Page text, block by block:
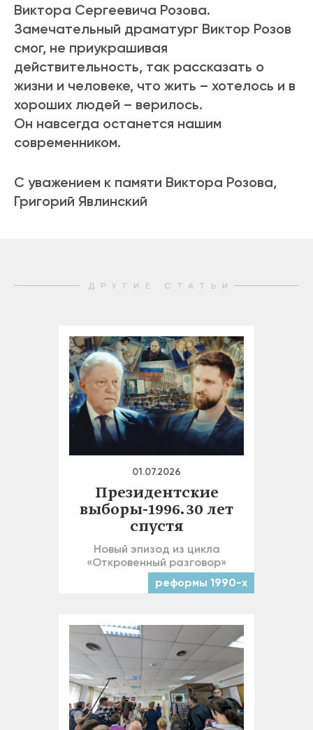
Виктора Сергеевича Розова.
Замечательный драматург Виктор Розов
смог, не приукрашивая
действительность, так рассказать о
жизни и человеке, что жить – хотелось и в
хороших людей – верилось.
Он навсегда останется нашим
современником.
С уважением к памяти Виктора Розова,
Григорий Явлинский
ДРУГИЕ СТАТЬИ
01.07.2026
Президентские
выборы-1996. 30 лет
спустя
Новый эпизод из цикла
«Откровенный разговор»
реформы 1990-х